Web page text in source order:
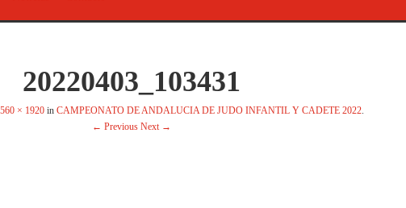
20220403_103431
× 1920in CAMPEONATO DE ANDALUCIA DE JUDO INFANTIL Y CADETE 2022.
← Previous Next →